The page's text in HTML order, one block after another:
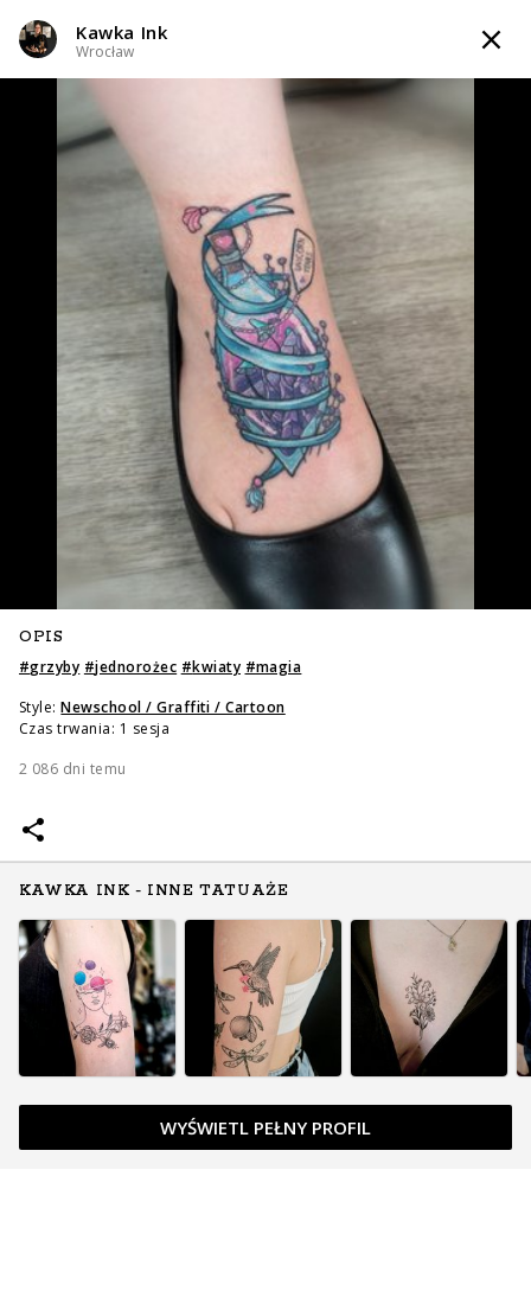
Kawka Ink
Wrocław
Dotwork / Line work / Fineline / Outline / Minimalizm /
Realizm / Watercolor
WIADOMOŚĆ
TATUAŻE WZORY TATTOO LIFE INFO
Kawka Ink
Wrocław
OPIS
#grzyby #jednorożec #kwiaty #magia
Style: Newschool / Graffiti / Cartoon
Czas trwania: 1 sesja
2 086 dni temu
KAWKA INK - INNE TATUAŻE
WYŚWIETL PEŁNY PROFIL